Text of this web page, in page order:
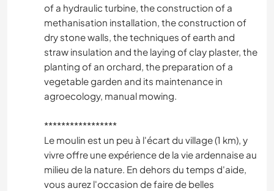
of a hydraulic turbine, the construction of a
methanisation installation, the construction of
dry stone walls, the techniques of earth and
straw insulation and the laying of clay plaster, the
planting of an orchard, the preparation of a
vegetable garden and its maintenance in
agroecology, manual mowing.
*****************
Le moulin est un peu à l'écart du village (1 km), y
vivre offre une expérience de la vie ardennaise au
milieu de la nature. En dehors du temps d'aide,
vous aurez l'occasion de faire de belles